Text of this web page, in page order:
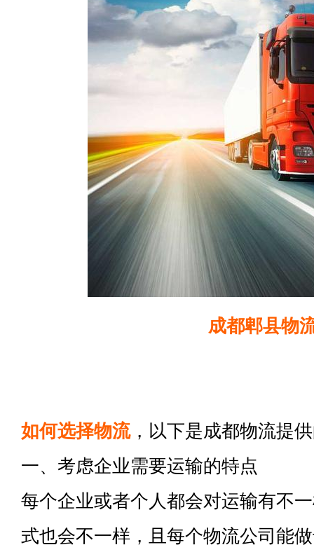
成都郫县物
如何选择物流，以下是成都物流提
一、考虑企业需要运输的特点
每个企业或者个人都会对运输有不
式也会不一样，且每个物流公司能